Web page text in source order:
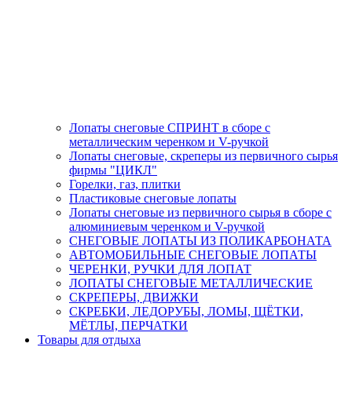
Лопаты снеговые СПРИНТ в сборе с
металлическим черенком и V-ручкой
Лопаты снеговые, скреперы из первичного сырья
фирмы "ЦИКЛ"
Горелки, газ, плитки
Пластиковые снеговые лопаты
Лопаты снеговые из первичного сырья в сборе с
алюминиевым черенком и V-ручкой
СНЕГОВЫЕ ЛОПАТЫ ИЗ ПОЛИКАРБОНАТА
АВТОМОБИЛЬНЫЕ СНЕГОВЫЕ ЛОПАТЫ
ЧЕРЕНКИ, РУЧКИ ДЛЯ ЛОПАТ
ЛОПАТЫ СНЕГОВЫЕ МЕТАЛЛИЧЕСКИЕ
СКРЕПЕРЫ, ДВИЖКИ
СКРЕБКИ, ЛЕДОРУБЫ, ЛОМЫ, ЩЁТКИ,
МЁТЛЫ, ПЕРЧАТКИ
Товары для отдыха